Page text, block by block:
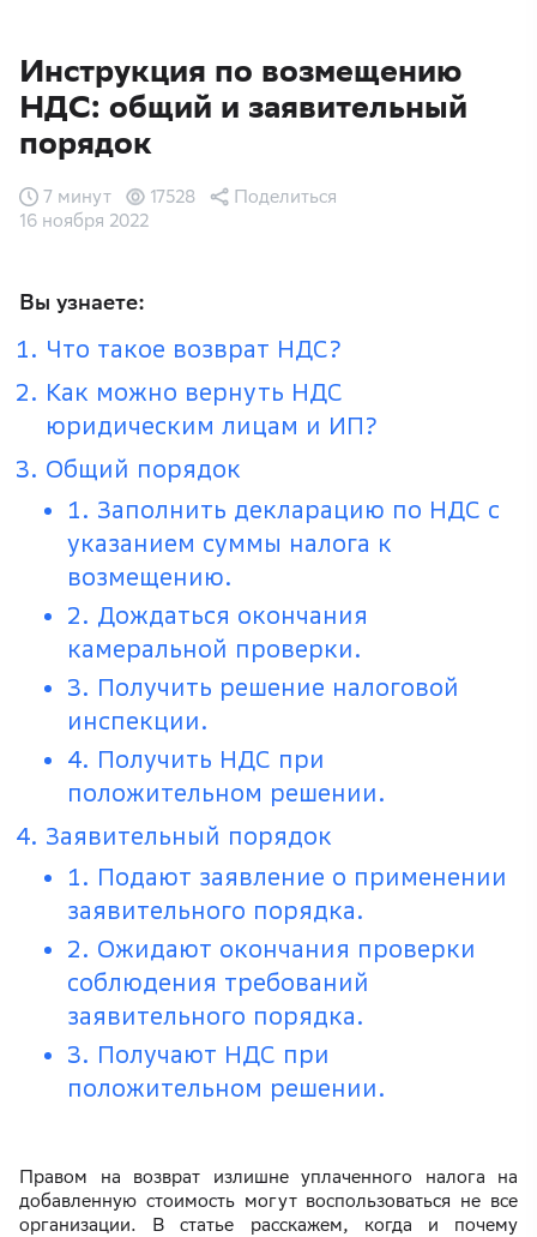
Инструкция по возмещению
НДС: общий и заявительный
порядок
16 ноября 2022
7 минут 17528 Поделиться
Вы узнаете:
Что такое возврат НДС?
Как можно вернуть НДС
юридическим лицам и ИП?
Общий порядок
1. Заполнить декларацию по НДС с
указанием суммы налога к
возмещению.
2. Дождаться окончания
камеральной проверки.
3. Получить решение налоговой
инспекции.
4. Получить НДС при
положительном решении.
Заявительный порядок
1. Подают заявление о применении
заявительного порядка.
2. Ожидают окончания проверки
соблюдения требований
заявительного порядка.
3. Получают НДС при
положительном решении.
Правом на возврат излишне уплаченного налога на
добавленную стоимость могут воспользоваться не все
организации. В статье расскажем, когда и почему